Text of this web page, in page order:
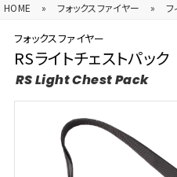
HOME » フォックスファイヤー » フ
フォックスファイヤー
RSライトチェストパック
RS Light Chest Pack